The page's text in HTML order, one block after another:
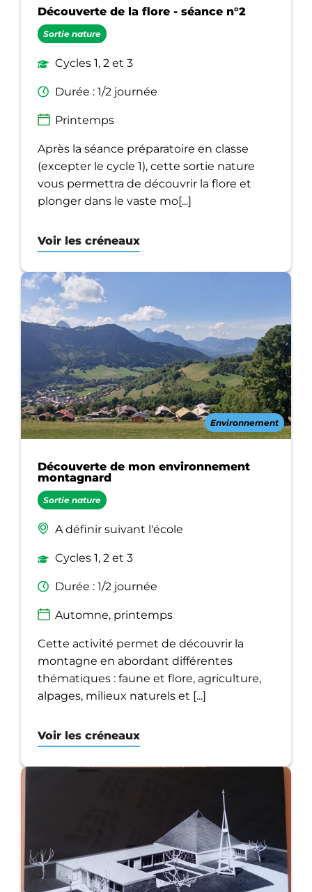
Découverte de la flore - séance n°2
Sortie nature
Cycles 1, 2 et 3
Durée : 1/2 journée
Printemps
Après la séance préparatoire en classe
(excepter le cycle 1), cette sortie nature
vous permettra de découvrir la flore et
plonger dans le vaste mo[...]
Voir les créneaux
Découverte de mon environnement
montagnard
Sortie nature
A définir suivant l'école
Cycles 1, 2 et 3
Durée : 1/2 journée
Automne, printemps
Cette activité permet de découvrir la
montagne en abordant différentes
thématiques : faune et flore, agriculture,
alpages, milieux naturels et [...]
Voir les créneaux
Environnement